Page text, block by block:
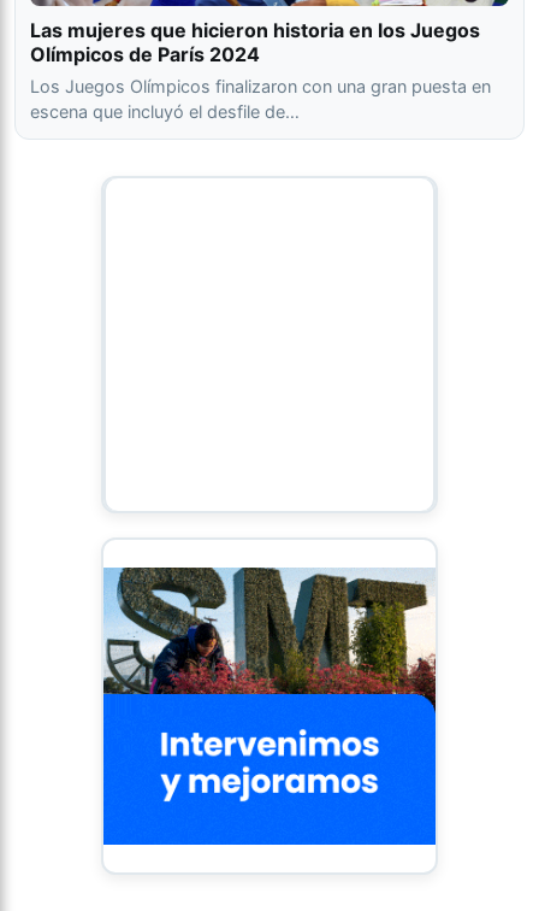
Las mujeres que hicieron historia en los Juegos
Olímpicos de París 2024
Los Juegos Olímpicos finalizaron con una gran puesta en
escena que incluyó el desfile de…